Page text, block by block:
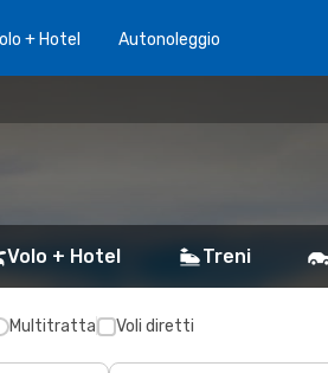
+ Hotel Autonoleggio
Volo + Hotel Treni
Multitratta Voli diretti